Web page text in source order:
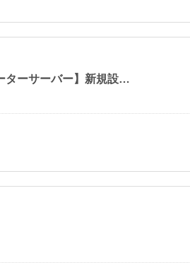
【富士山鳴沢の浄水型ウォーターサーバー】新規設置プログラム